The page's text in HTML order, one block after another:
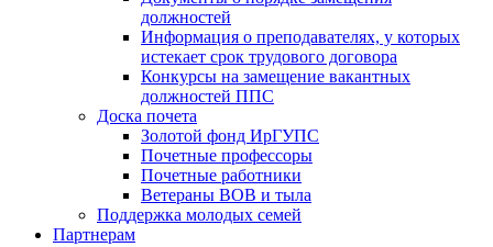
должностей
Информация о преподавателях, у которых
истекает срок трудового договора
Конкурсы на замещение вакантных
должностей ППС
Доска почета
Золотой фонд ИрГУПС
Почетные профессоры
Почетные работники
Ветераны ВОВ и тыла
Поддержка молодых семей
Партнерам